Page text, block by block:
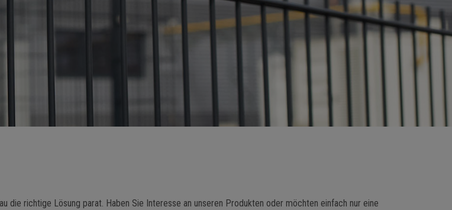
die richtige Lösung parat. Haben Sie Interesse an unseren Produkten oder möchten einfach nur eine